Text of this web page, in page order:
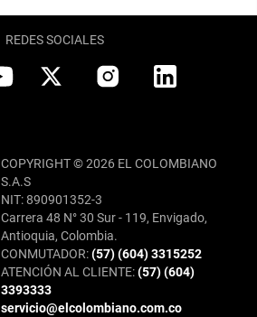
REDES SOCIALES
COPYRIGHT © 2026 EL COLOMBIANO
S.A.S
NIT: 890901352-3
Carrera 48 N° 30 Sur - 119, Envigado,
Antioquia, Colombia.
CONMUTADOR:(57) (604) 3315252
ATENCIÓN AL CLIENTE:(57) (604)
3393333
servicio@elcolombiano.com.co